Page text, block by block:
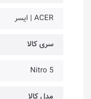
ACER | ایسر
سری کالا
Nitro 5